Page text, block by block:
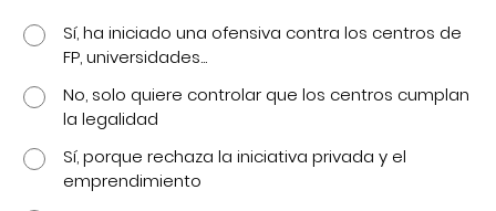
Sí, ha iniciado una ofensiva contra los centros de
FP, universidades...
No, solo quiere controlar que los centros cumplan
la legalidad
Sí, porque rechaza la iniciativa privada y el
emprendimiento